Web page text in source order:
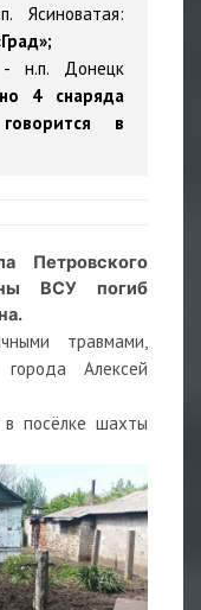
Ясиноватая:
- н.п. Донецк
4 снаряда
в
Петровского
ВСУ погиб
травмами,
Алексей
посёлке шахты